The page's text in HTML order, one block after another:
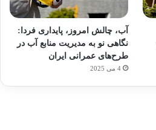
آب، چالش امروز، پایداری فردا:
نگاهی نو به مدیریت منابع آب در
طرح‌های عمرانی ایران
4 می 2025
ورزش
با
ساعت
هوشمند
عکاسی
با طعم
توسط
ژاکت
در
هدفون
های
2023
توسط
ژاکت